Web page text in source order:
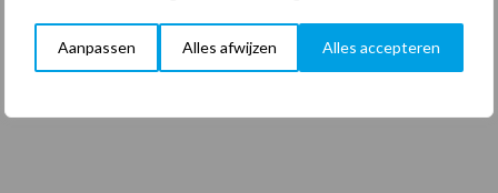
Aanpassen Alles afwijzen Alles accepteren